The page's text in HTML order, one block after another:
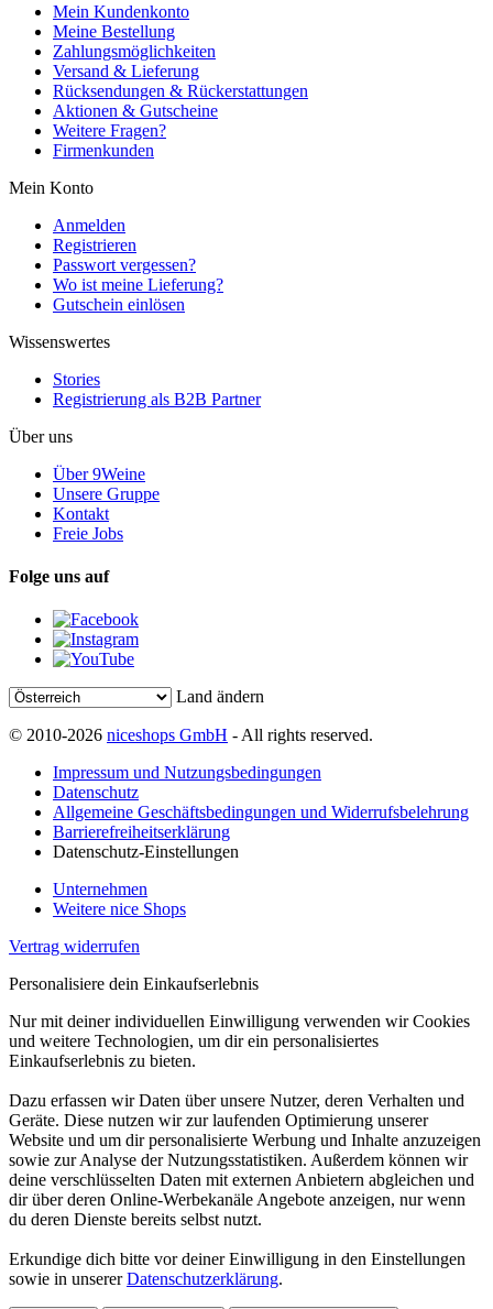
Mein Kundenkonto
Meine Bestellung
Zahlungsmöglichkeiten
Versand & Lieferung
Rücksendungen & Rückerstattungen
Aktionen & Gutscheine
Weitere Fragen?
Firmenkunden
Mein Konto
Anmelden
Registrieren
Passwort vergessen?
Wo ist meine Lieferung?
Gutschein einlösen
Wissenswertes
Stories
Registrierung als B2B Partner
Über uns
Über 9Weine
Unsere Gruppe
Kontakt
Freie Jobs
Folge uns auf
Land ändern
© 2010-2026 niceshops GmbH - All rights reserved.
Impressum und Nutzungsbedingungen
Datenschutz
Allgemeine Geschäftsbedingungen und Widerrufsbelehrung
Barrierefreiheitserklärung
Datenschutz-Einstellungen
Unternehmen
Weitere nice Shops
Vertrag widerrufen
Personalisiere dein Einkaufserlebnis
Nur mit deiner individuellen Einwilligung verwenden wir Cookies
und weitere Technologien, um dir ein personalisiertes
Einkaufserlebnis zu bieten.
Dazu erfassen wir Daten über unsere Nutzer, deren Verhalten und
Geräte. Diese nutzen wir zur laufenden Optimierung unserer
Website und um dir personalisierte Werbung und Inhalte anzuzeigen
sowie zur Analyse der Nutzungsstatistiken. Außerdem können wir
deine verschlüsselten Daten mit externen Anbietern abgleichen und
dir über deren Online-Werbekanäle Angebote anzeigen, nur wenn
du deren Dienste bereits selbst nutzt.
Erkundige dich bitte vor deiner Einwilligung in den Einstellungen
sowie in unsererDatenschutzerklärung.